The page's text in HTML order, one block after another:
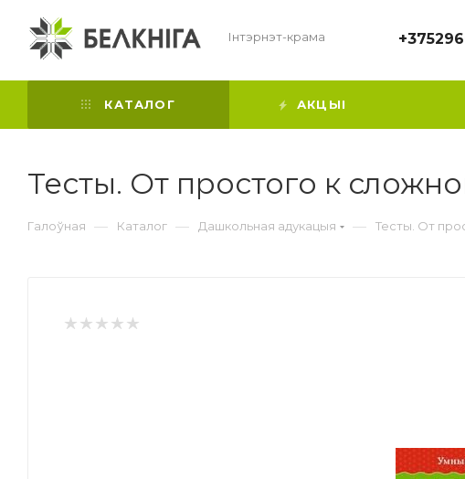
Інтэрнэт-крама
КАТАЛОГ АКЦЫІ
Тесты. От простого к
Галоўная — Каталог — Дашкольная адукацыя — Тесты. От